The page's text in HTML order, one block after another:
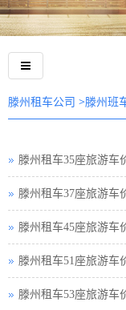
滕州租车公司 >滕州班
滕州租车35座旅游车
滕州租车37座旅游车
滕州租车45座旅游车
滕州租车51座旅游车
滕州租车53座旅游车